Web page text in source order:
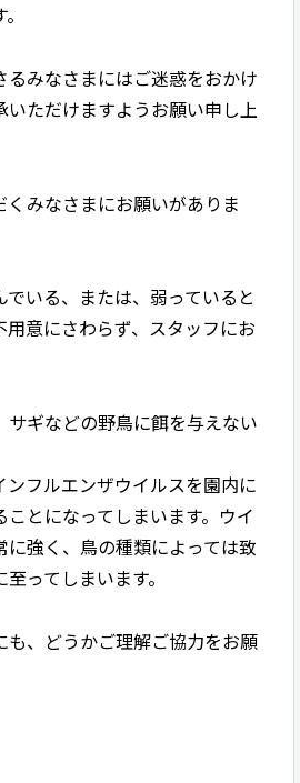
みなさまにはご迷惑をおかけ
いただけますようお願い申し上
みなさまにお願いがありま
いる、または、弱っていると
用意にさわらず、スタッフにお
ギなどの野鳥に餌を与えない
フルエンザウイルスを園内に
とになってしまいます。ウイ
強く、鳥の種類によっては致
ってしまいます。
も、どうかご理解ご協力をお願